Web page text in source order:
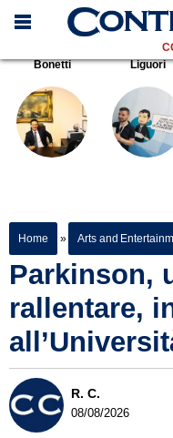
Bonetti
Liguori
Home » Arts and
Parkinson,
rallentare,
R. C.
08/08/2026